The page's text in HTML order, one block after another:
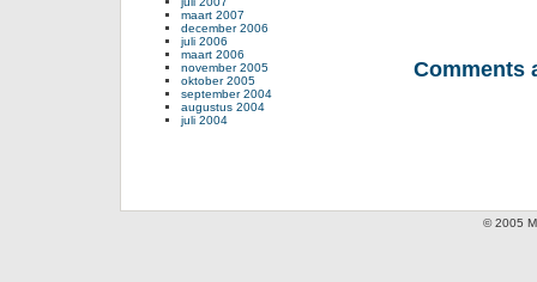
Comments
maart 2007
december 2006
juli 2006
maart 2006
november 2005
oktober 2005
september 2004
augustus 2004
juli 2004
© 2005